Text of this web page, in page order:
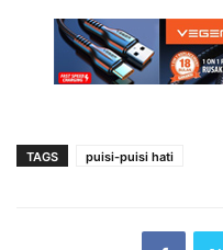
TAGS puisi-puisi hati